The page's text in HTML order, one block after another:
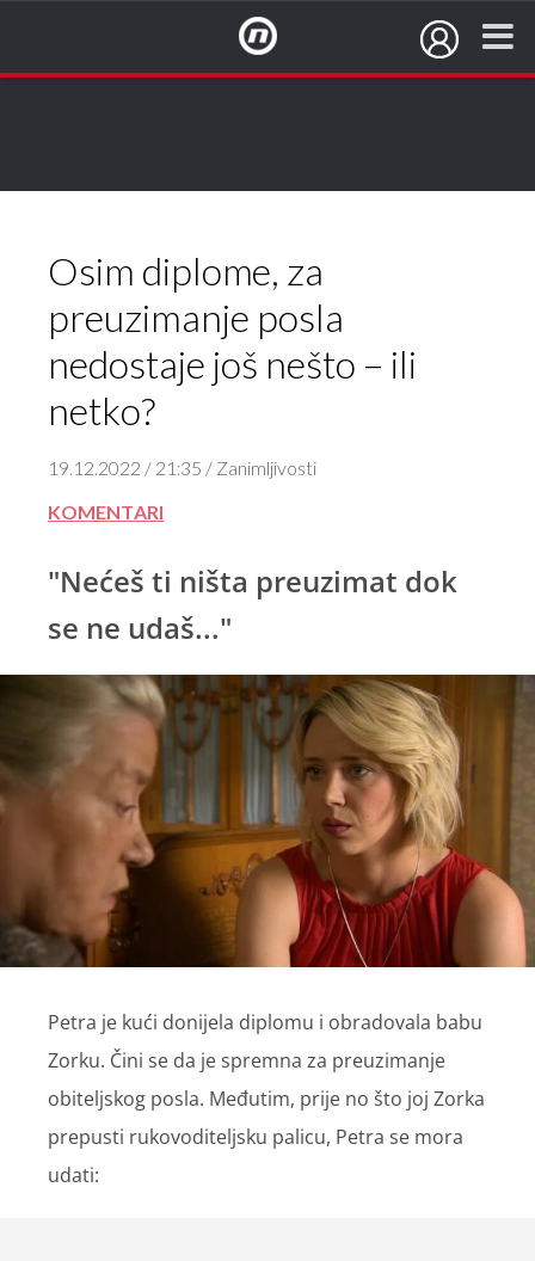
Osim diplome, za
preuzimanje posla
nedostaje još nešto – ili
netko?
19.12.2022 / 21:35 / Zanimljivosti
KOMENTARI
"Nećeš ti ništa preuzimat dok
se ne udaš..."
Petra je kući donijela diplomu i obradovala babu
Zorku. Čini se da je spremna za preuzimanje
obiteljskog posla. Međutim, prije no što joj Zorka
prepusti rukovoditeljsku palicu, Petra se mora
udati: